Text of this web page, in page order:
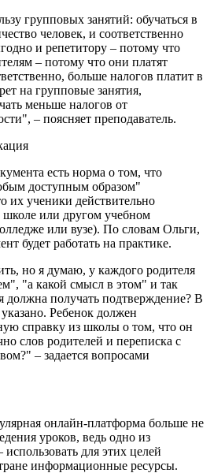
групповых занятий: обучаться в
человек, и соответственно
и репетитору – потому что
– потому что они платят
больше налогов платит в
на групповые занятия,
меньше налогов от
– поясняет преподаватель.
есть норма о том, что
доступным образом"
их ученики действительно
школе или другом учебном
или вузе). По словам Ольги,
будет работать на практике.
но я думаю, у каждого родителя
"а какой смысл в этом" и так
должна получать подтверждение? В
Ребенок должен
справку из школы о том, что он
слов родителей и переписка с
– задается вопросами
онлайн-платформа больше не
уроков, ведь одно из
для этих целей
информационные ресурсы.